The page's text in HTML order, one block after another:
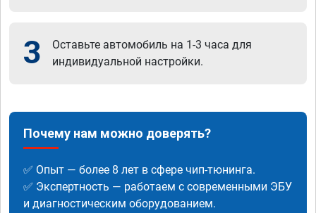
3
Оставьте автомобиль на 1-3 часа для
индивидуальной настройки.
Почему нам можно доверять?
✅ Опыт — более 8 лет в сфере чип-тюнинга.
✅ Экспертность — работаем с современными ЭБУ
и диагностическим оборудованием.